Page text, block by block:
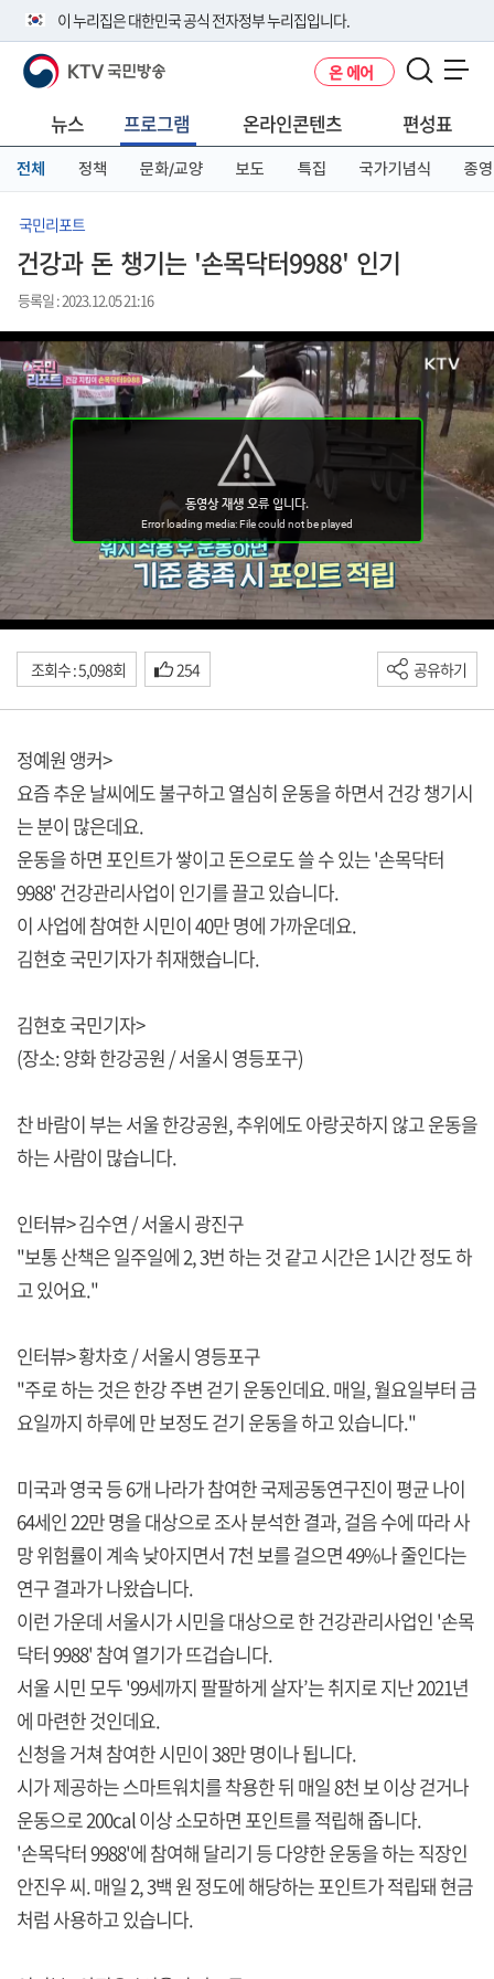
이 누리집은 대한민국 공식 전자정부 누리집입니다.
공식 누리집 주소 확인하기
니다.
이밖에 or.kr 또는 .kr등 다른 도메인 주소를 사용하고 있다면 아래 URL에
서 도메인 주소를 확인해 보세요
KTV 국민방송 온 에어
뉴스 프로그램 온라인콘텐츠 편성표
전체 정책 문화/교양 보도 특집 국가기념식 종영
국민리포트
건강과 돈 챙기는 '손목닥터9988' 인기
등록일 : 2023.12.05 21:16
조회수 : 5,098회 254 공유하기
정예원 앵커>
요즘 추운 날씨에도 불구하고 열심히 운동을 하면서 건강 챙기시
는 분이 많은데요.
운동을 하면 포인트가 쌓이고 돈으로도 쓸 수 있는 '손목닥터
9988' 건강관리사업이 인기를 끌고 있습니다.
이 사업에 참여한 시민이 40만 명에 가까운데요.
김현호 국민기자가 취재했습니다.
김현호 국민기자>
(장소: 양화 한강공원 / 서울시 영등포구)
찬 바람이 부는 서울 한강공원, 추위에도 아랑곳하지 않고 운동을
하는 사람이 많습니다.
인터뷰> 김수연 / 서울시 광진구
"보통 산책은 일주일에 2, 3번 하는 것 같고 시간은 1시간 정도 하
고 있어요."
인터뷰> 황차호 / 서울시 영등포구
"주로 하는 것은 한강 주변 걷기 운동인데요. 매일, 월요일부터 금
요일까지 하루에 만 보정도 걷기 운동을 하고 있습니다."
미국과 영국 등 6개 나라가 참여한 국제공동연구진이 평균 나이
64세인 22만 명을 대상으로 조사 분석한 결과, 걸음 수에 따라 사
망 위험률이 계속 낮아지면서 7천 보를 걸으면 49%나 줄인다는
연구 결과가 나왔습니다.
이런 가운데 서울시가 시민을 대상으로 한 건강관리사업인 '손목
닥터 9988' 참여 열기가 뜨겁습니다.
서울 시민 모두 '99세까지 팔팔하게 살자’는 취지로 지난 2021년
에 마련한 것인데요.
신청을 거쳐 참여한 시민이 38만 명이나 됩니다.
시가 제공하는 스마트워치를 착용한 뒤 매일 8천 보 이상 걷거나
운동으로 200cal 이상 소모하면 포인트를 적립해 줍니다.
'손목닥터 9988'에 참여해 달리기 등 다양한 운동을 하는 직장인
안진우 씨. 매일 2, 3백 원 정도에 해당하는 포인트가 적립돼 현금
처럼 사용하고 있습니다.